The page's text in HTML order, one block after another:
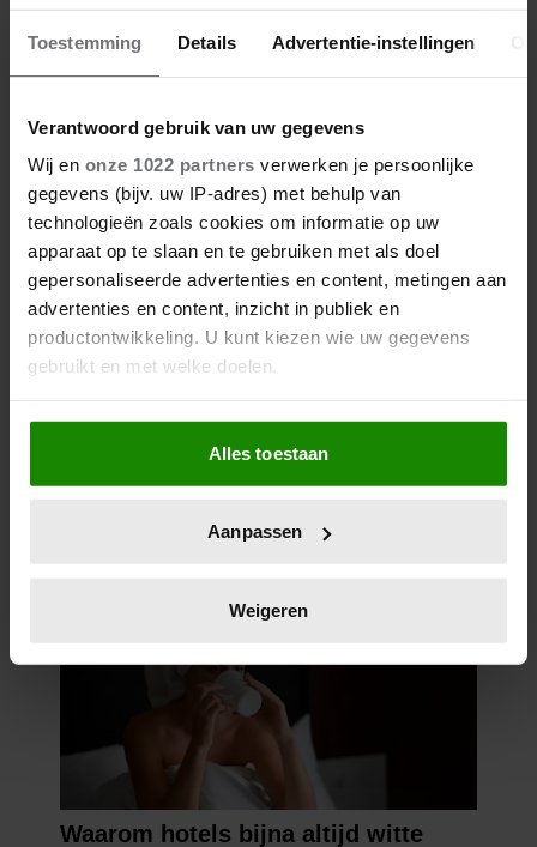
Toestemming Details Advertentie-instellingen
Verantwoord gebruik van uw gegevens
Wij en onze 1022 partners verwerken je persoonlijke
gegevens (bijv. uw IP-adres) met behulp van
technologieën zoals cookies om informatie op uw
apparaat op te slaan en te gebruiken met als doel
gepersonaliseerde advertenties en content, metingen aan
advertenties en content, inzicht in publiek en
productontwikkeling. U kunt kiezen wie uw gegevens
gebruikt en met welke doelen.
Als u het toestaat, willen we ook graag:
Informatie verzamelen over uw geografische
locatie, die tot een paar meter nauwkeurig kan zijn
scannen op specifieke eigenschappen (fingerprinting)
verwerkt en stel uw voorkeuren in het
intrekken in de Cookieverklaring.
We gebruiken cookies om content en advertenties te
personaliseren, om functies voor social media te bieden
en om ons websiteverkeer te analyseren. Ook delen we
informatie over uw gebruik van onze site met onze
partners voor social media, adverteren en analyse. Deze
Alles toestaan
Aanpassen
Weigeren